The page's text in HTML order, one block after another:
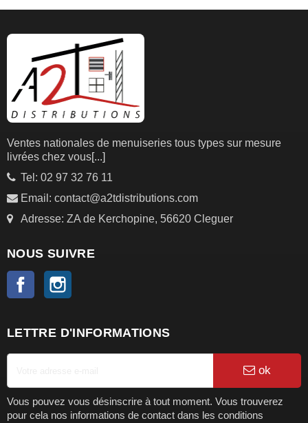
Ventes nationales de menuiseries tous types sur mesure
livrées chez vous[...]
Tel: 02 97 32 76 11
Email: contact@a2tdistributions.com
Adresse: ZA de Kerchopine, 56620 Cleguer
NOUS SUIVRE
Facebook
LETTRE D'INFORMATIONS
ok
Vous pouvez vous désinscrire à tout moment. Vous trouverez
pour cela nos informations de contact dans les conditions